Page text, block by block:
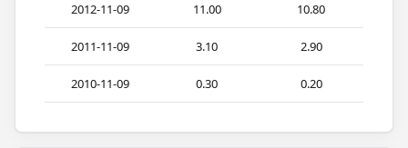
2012-11-09 11.00 10.80
2011-11-09 3.10 2.90
2010-11-09 0.30 0.20